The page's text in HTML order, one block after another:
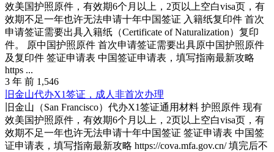
效美国护照原件，有效期6个月以上，2页以上空白visa页，有
效期不足一年也许无法申请十年中国签证 入籍纸复印件 首次
申请签证需要出具入籍纸（Certificate of Naturalization）复印
件。 原中国护照原件 首次申请签证需要出具原中国护照原件
及复印件 签证申请表 中国签证申请表，填写指南最新攻略
https ...
3 年 前 1,546
旧金山代办X1签证，成人非首次办理
旧金山（San Francisco）代办X1签证通用材料 护照原件 现有
效美国护照原件，有效期6个月以上，2页以上空白visa页，有
效期不足一年也许无法申请十年中国签证 签证申请表 中国签
证申请表，填写指南最新攻略 https://cova.mfa.gov.cn/ 填完后不